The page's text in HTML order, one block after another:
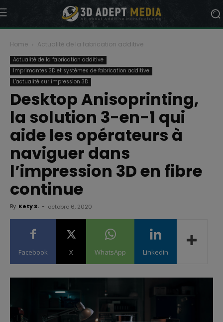
Home Actualité de la fabrication additive
Actualité de la fabrication additive
Imprimantes 3D et systèmes de fabrication additive
L'actualité sur impression 3D
Desktop Anisoprinting,
la solution 3-en-1 qui
aide les opérateurs à
naviguer dans
l’impression 3D en fibre
continue
By Kety S. - octobre 6, 2020
Facebook X WhatsApp Linkedin